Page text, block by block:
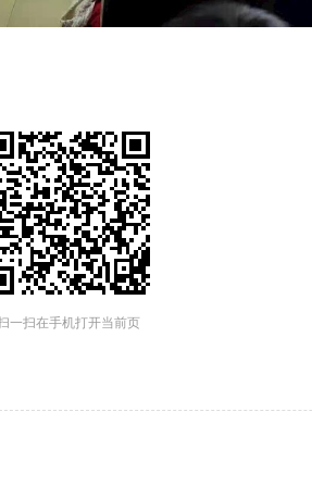
一扫在手机打开当前页